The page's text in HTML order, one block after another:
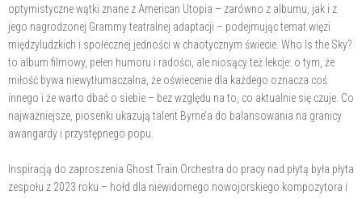
optymistyczne wątki znane z American Utopia – zarówno z albumu, jak i z
jego nagrodzonej Grammy teatralnej adaptacji – podejmując temat więzi
międzyludzkich i społecznej jedności w chaotycznym świecie. Who Is the Sky?
to album filmowy, pełen humoru i radości, ale niosący też lekcje: o tym, że
miłość bywa niewytłumaczalna, że oświecenie dla każdego oznacza coś
innego i że warto dbać o siebie – bez względu na to, co aktualnie się czuje. Co
najważniejsze, piosenki ukazują talent Byrne’a do balansowania na granicy
awangardy i przystępnego popu.
Inspiracją do zaproszenia Ghost Train Orchestra do pracy nad płytą była płyta
zespołu z 2023 roku – hołd dla niewidomego nowojorskiego kompozytora i